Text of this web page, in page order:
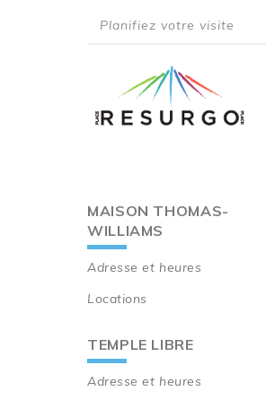
menu
Planifiez votre visite
Main
navigation
MAISON THOMAS-
WILLIAMS
Adresse et heures
Locations
TEMPLE LIBRE
Adresse et heures